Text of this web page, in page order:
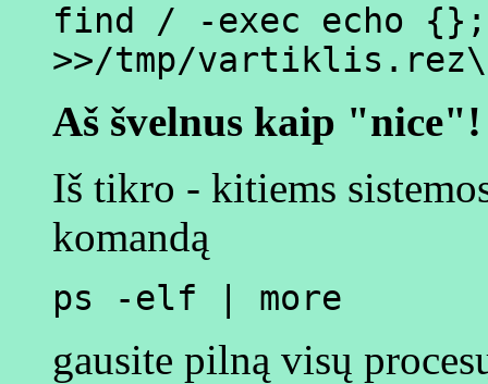
find / -exec echo
>>/tmp/
Aš švelnus kaip "nice"!
Iš tikro - kitiems
komandą
ps -elf | more
gausite pilną visų